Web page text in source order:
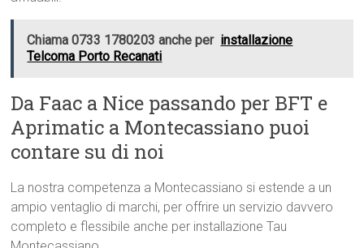
Chiama 0733 1780203 anche per installazione
Telcoma Porto Recanati
Da Faac a Nice passando per BFT e
Aprimatic a Montecassiano puoi
contare su di noi
La nostra competenza a Montecassiano si estende a un
ampio ventaglio di marchi, per offrire un servizio davvero
completo e flessibile anche per installazione Tau